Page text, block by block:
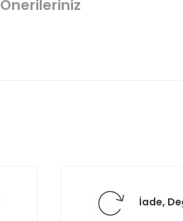
Önerileriniz
İade,